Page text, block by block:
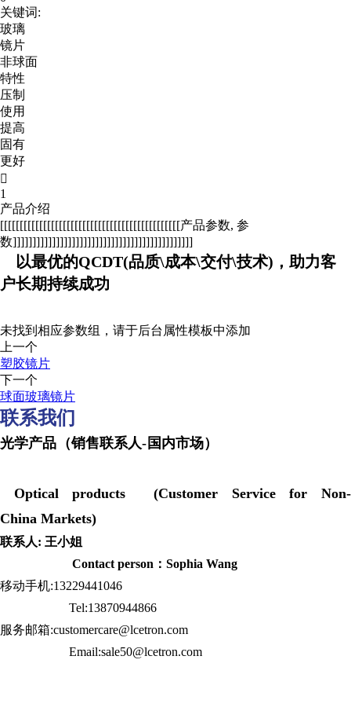
关键词:
玻璃
镜片
非球面
特性
压制
使用
提高
固有
更好

1
产品介绍
[[[[[[[[[[[[[[[[[[[[[[[[[[[[[[[[[[[[[[[[[[[[[[产品参数, 参
数]]]]]]]]]]]]]]]]]]]]]]]]]]]]]]]]]]]]]]]]]]]]]]
以最优的QCDT(品质\成本\交付\技术)，助力客
户长期持续成功
未找到相应参数组，请于后台属性模板中添加
上一个
塑胶镜片
下一个
球面玻璃镜片
联系我们
光学产品（销售联系人-国内市场）
Optical products (Customer Service for Non-
China Markets)
联系人: 王小姐
Contact person：Sophia Wang
移动手机:13229441046
Tel:13870944866
服务邮箱:customercare@lcetron.com
Email:sale50@lcetron.com